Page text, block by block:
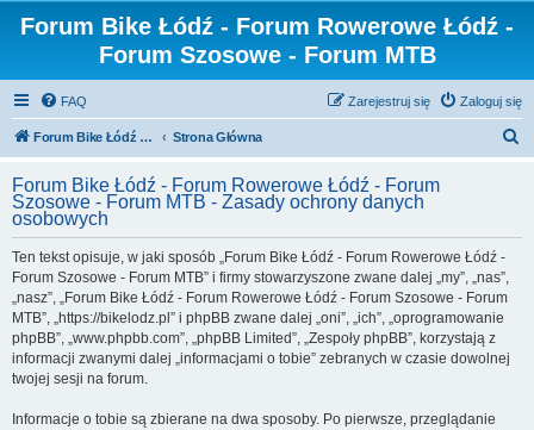
Forum Bike Łódź - Forum Rowerowe Łódź -
Forum Szosowe - Forum MTB
FAQ Zaloguj się
Zarejestruj się
Forum Bike Łódź - Forum Rowerowe Łódź - Forum Szosowe - Forum MTB Strona Główna
Forum Bike Łódź - Forum Rowerowe Łódź - Forum
Szosowe - Forum MTB - Zasady ochrony danych
osobowych
Ten tekst opisuje, w jaki sposób „Forum Bike Łódź - Forum Rowerowe Łódź -
Forum Szosowe - Forum MTB” i firmy stowarzyszone zwane dalej „my”, „nas”,
„nasz”, „Forum Bike Łódź - Forum Rowerowe Łódź - Forum Szosowe - Forum
MTB”, „https://bikelodz.pl” i phpBB zwane dalej „oni”, „ich”, „oprogramowanie
phpBB”, „www.phpbb.com”, „phpBB Limited”, „Zespoły phpBB”, korzystają z
informacji zwanymi dalej „informacjami o tobie” zebranych w czasie dowolnej
twojej sesji na forum.
Informacje o tobie są zbierane na dwa sposoby. Po pierwsze, przeglądanie